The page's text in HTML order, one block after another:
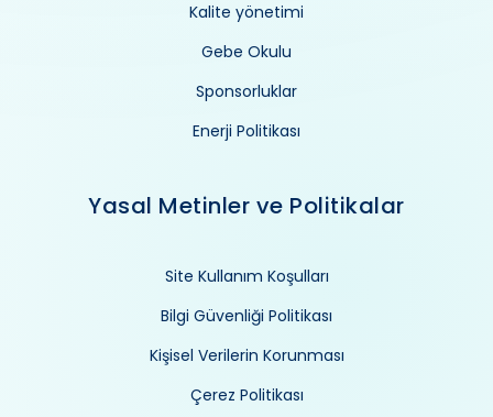
Kalite yönetimi
Gebe Okulu
Sponsorluklar
Enerji Politikası
Yasal Metinler ve Politikalar
Site Kullanım Koşulları
Bilgi Güvenliği Politikası
Kişisel Verilerin Korunması
Çerez Politikası